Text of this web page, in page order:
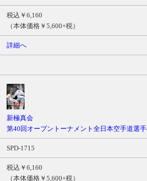
税込￥6,160
（本体価格￥5,600+税）
詳細へ
新極真会
第40回オープントーナメント全日本空手道選
SPD-1715
税込￥6,160
（本体価格￥5,600+税）